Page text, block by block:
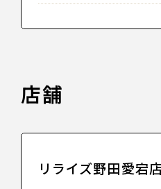
店舗
リライズ野田愛宕